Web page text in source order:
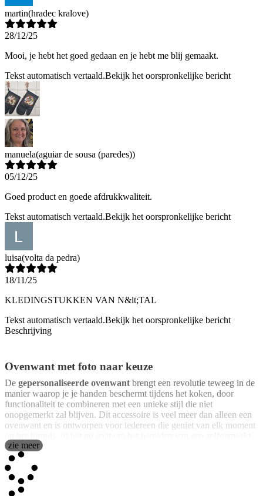
martin(hradec kralove)
28/12/25
Mooi, je hebt het goed gedaan en je hebt me blij gemaakt.
Tekst automatisch vertaald.Bekijk het oorspronkelijke bericht
manuela(aguiar de sousa (paredes))
05/12/25
Goed product en goede afdrukkwaliteit.
Tekst automatisch vertaald.Bekijk het oorspronkelijke bericht
luisa(volta da pedra)
18/11/25
KLEDINGSTUKKEN VAN N&lt;TAL
Tekst automatisch vertaald.Bekijk het oorspronkelijke bericht
Beschrijving
Ovenwant met foto naar keuze
De gepersonaliseerde ovenwant brengt een revolutie teweeg in de
manier waarop je je handen beschermt tijdens het koken, door
functionaliteit te combineren met een unieke stijl die niet
onopgemerkt zal blijven. Dit accessoire is veel meer dan alleen een
ovenwant en is ontworpen voor iedereen die geniet van elk moment
dessert of een sappig braadstuk. Deze ovenwant is voornamelijk
gemaakt van
zacht en duurzaam, maar ook een duurzame en milieuvriendelijke
keuze. Met zijn
ontwerp toevoegen dat je hobby's weerspiegelt of dat van die
zie meer